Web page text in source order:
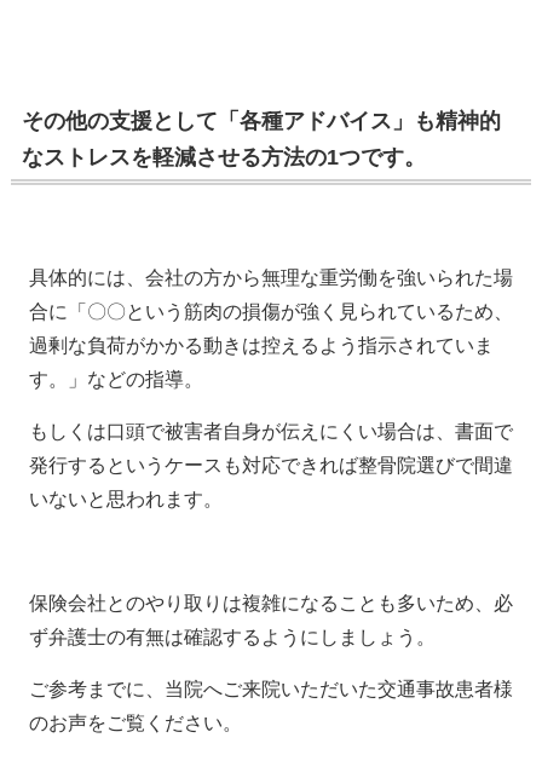
その他の支援として「各種アドバイス」も精神的
なストレスを軽減させる方法の1つです。
具体的には、会社の方から無理な重労働を強いられた場
合に「〇〇という筋肉の損傷が強く見られているため、
過剰な負荷がかかる動きは控えるよう指示されていま
す。」などの指導。
もしくは口頭で被害者自身が伝えにくい場合は、書面で
発行するというケースも対応できれば整骨院選びで間違
いないと思われます。
保険会社とのやり取りは複雑になることも多いため、必
ず弁護士の有無は確認するようにしましょう。
ご参考までに、当院へご来院いただいた交通事故患者様
のお声をご覧ください。